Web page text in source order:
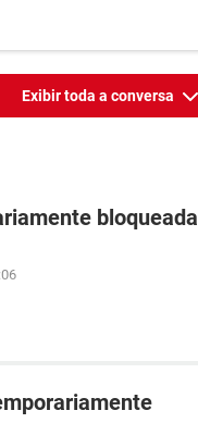
Exibir toda a conversa
bloqueada